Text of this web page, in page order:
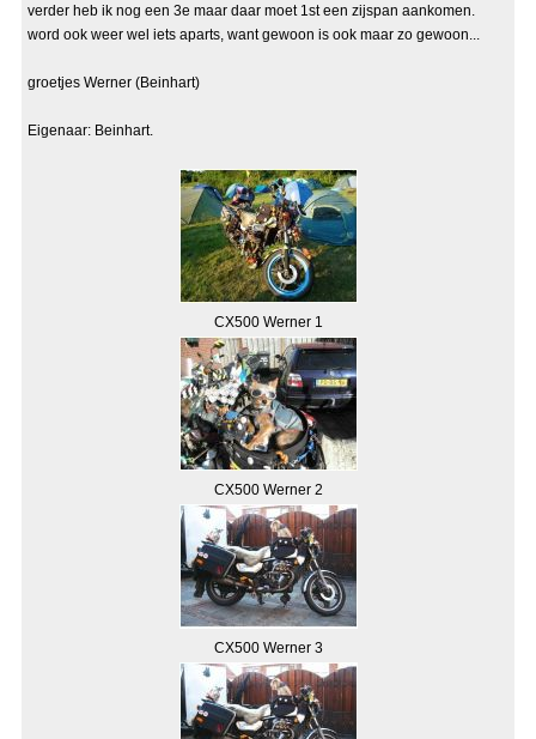
verder heb ik nog een 3e maar daar moet 1st een zijspan aankomen.
word ook weer wel iets aparts, want gewoon is ook maar zo gewoon...
groetjes Werner (Beinhart)
Eigenaar: Beinhart.
CX500 Werner 1
CX500 Werner 2
CX500 Werner 3